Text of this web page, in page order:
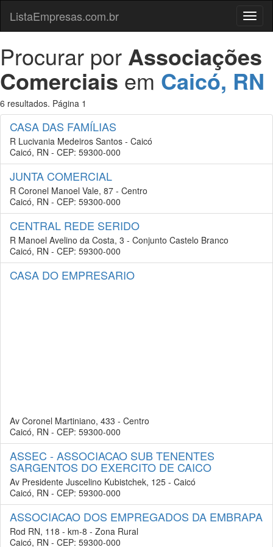
Menu
ListaEmpresas.com.br
Procurar por Associações
Comerciais em Caicó, RN
6 resultados. Página 1
CASA DAS FAMÍLIAS
R Lucivania Medeiros Santos - Caicó
Caicó, RN - CEP: 59300-000
JUNTA COMERCIAL
R Coronel Manoel Vale, 87 - Centro
Caicó, RN - CEP: 59300-000
CENTRAL REDE SERIDO
R Manoel Avelino da Costa, 3 - Conjunto Castelo Branco
Caicó, RN - CEP: 59300-000
CASA DO EMPRESARIO
Av Coronel Martiniano, 433 - Centro
Caicó, RN - CEP: 59300-000
ASSEC - ASSOCIACAO SUB TENENTES
SARGENTOS DO EXERCITO DE CAICO
Av Presidente Juscelino Kubistchek, 125 - Caicó
Caicó, RN - CEP: 59300-000
ASSOCIACAO DOS EMPREGADOS DA EMBRAPA
Rod RN, 118 - km-8 - Zona Rural
Caicó, RN - CEP: 59300-000